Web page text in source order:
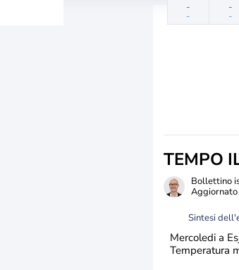
-
-
-
-
TEMPO
Bollettino
Aggiornato
Sintesi
Mercoledi a
Temperatura